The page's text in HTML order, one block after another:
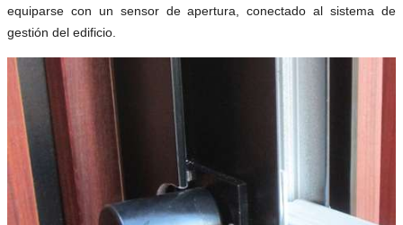
equiparse con un sensor de apertura, conectado al sistema de
gestión del edificio.